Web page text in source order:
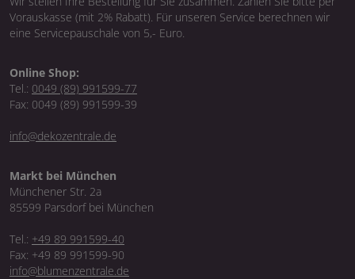
Vorauskasse (mit 2% Rabatt). Für unseren Service berechnen wir
eine Servicepauschale von 5,- Euro.
Online Shop:
Tel.: 0049 (89) 991599-77
Fax: 0049 (89) 991599-39
info@dekozentrale.de
Markt bei München
Münchener Str. 2a
85599 Parsdorf bei München
Tel.: +49 89 991599-40
Fax: +49 89 991599-90
info@blumenzentrale.de